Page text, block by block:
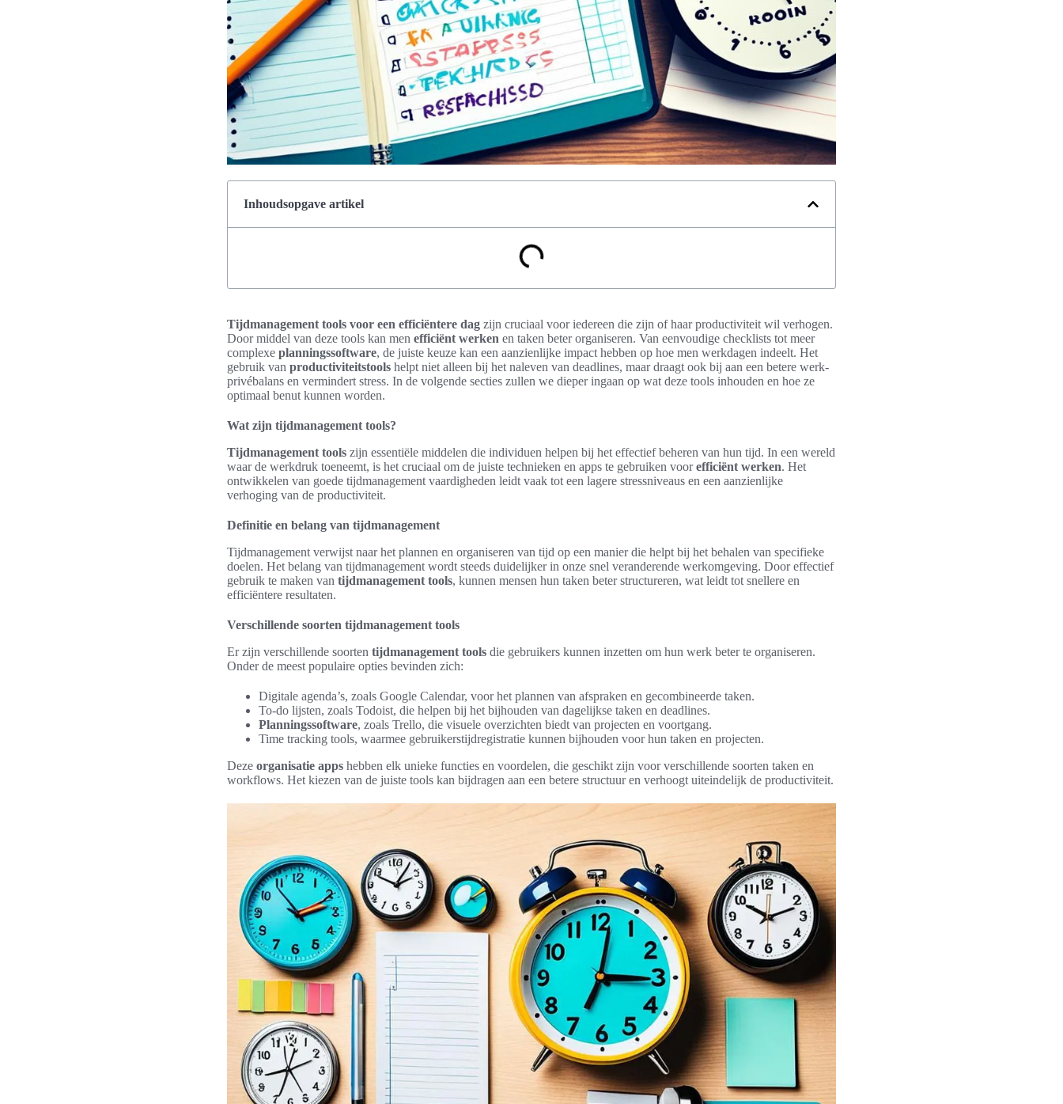
Inhoudsopgave artikel
Tijdmanagement tools voor een efficiëntere dag zijn cruciaal voor iedereen die zijn of haar productiviteit wil verhogen.
Door middel van deze tools kan men efficiënt werken en taken beter organiseren. Van eenvoudige checklists tot meer
complexe planningssoftware, de juiste keuze kan een aanzienlijke impact hebben op hoe men werkdagen indeelt. Het
gebruik van productiviteitstools helpt niet alleen bij het naleven van deadlines, maar draagt ook bij aan een betere werk-
privébalans en vermindert stress. In de volgende secties zullen we dieper ingaan op wat deze tools inhouden en hoe ze
optimaal benut kunnen worden.
Wat zijn tijdmanagement tools?
Tijdmanagement tools zijn essentiële middelen die individuen helpen bij het effectief beheren van hun tijd. In een wereld
waar de werkdruk toeneemt, is het cruciaal om de juiste technieken en apps te gebruiken voorefficiënt werken. Het
ontwikkelen van goede tijdmanagement vaardigheden leidt vaak tot een lagere stressniveaus en een aanzienlijke
verhoging van de productiviteit.
Definitie en belang van tijdmanagement
Tijdmanagement verwijst naar het plannen en organiseren van tijd op een manier die helpt bij het behalen van specifieke
doelen. Het belang van tijdmanagement wordt steeds duidelijker in onze snel veranderende werkomgeving. Door effectief
gebruik te maken van tijdmanagement tools, kunnen mensen hun taken beter structureren, wat leidt tot snellere en
efficiëntere resultaten.
Verschillende soorten tijdmanagement tools
Er zijn verschillende soorten tijdmanagement tools die gebruikers kunnen inzetten om hun werk beter te organiseren.
Onder de meest populaire opties bevinden zich:
Digitale agenda’s, zoals Google Calendar, voor het plannen van afspraken en gecombineerde taken.
To-do lijsten, zoals Todoist, die helpen bij het bijhouden van dagelijkse taken en deadlines.
Planningssoftware, zoals Trello, die visuele overzichten biedt van projecten en voortgang.
Time tracking tools, waarmee gebruikerstijdregistratie kunnen bijhouden voor hun taken en projecten.
Deze organisatie apps hebben elk unieke functies en voordelen, die geschikt zijn voor verschillende soorten taken en
workflows. Het kiezen van de juiste tools kan bijdragen aan een betere structuur en verhoogt uiteindelijk de productiviteit.